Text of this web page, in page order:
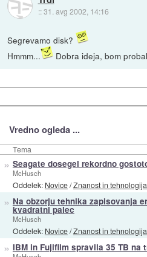
::31. avg 2002, 14:16
Segrevamo disk?
Hmmm...
Dobra ideja, bom
Vredno ogleda ...
Tema
» Seagate dosegel rekordno
McHusch
Oddelek: Novice/Znanost in tehnologija
» Na obzorju tehnika zapisovanja
kvadratni palec
McHusch
Oddelek: Novice/Znanost in tehnologija
» IBM in Fujifilm spravila 35 TB na